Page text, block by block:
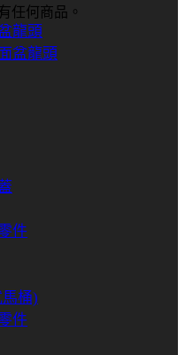
任何商品。
龍頭
盆龍頭
件
桶)
件